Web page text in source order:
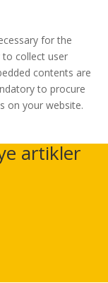
for the
to collect user
contents are
to procure
on your website.
artikler